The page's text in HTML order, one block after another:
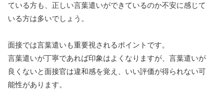
ている方も、正しい言葉遣いができているのか不安に感じて
いる方は多いでしょう。
面接では言葉遣いも重要視されるポイントです。
言葉遣いが丁寧であれば印象はよくなりますが、言葉遣いが
良くないと面接官は違和感を覚え、いい評価が得られない可
能性があります。